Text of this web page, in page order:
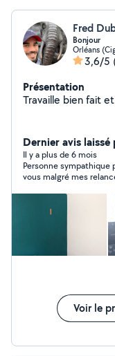
Fred
Bonjour
Orléans
3,6/5
Présentation
Travaille bien fait
Dernier avis
Il y a plus de 6 mois
Personne sympathique
vous malgré mes
Voir le